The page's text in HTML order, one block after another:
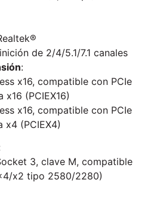
de 2/4/5.1/7.1 canales
:
x16, compatible con PCIe
(PCIEX16)
x16, compatible con PCIe
x4 (PCIEX4)
3, clave M, compatible
x2 tipo 2580/2280)